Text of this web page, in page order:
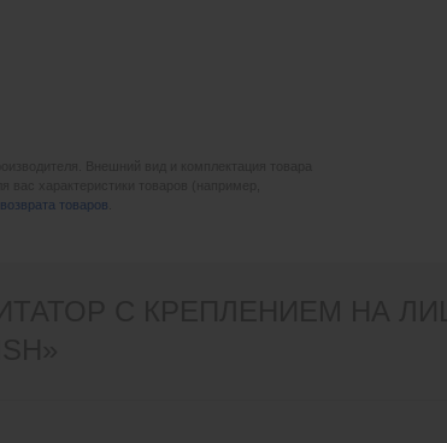
возврата товаров